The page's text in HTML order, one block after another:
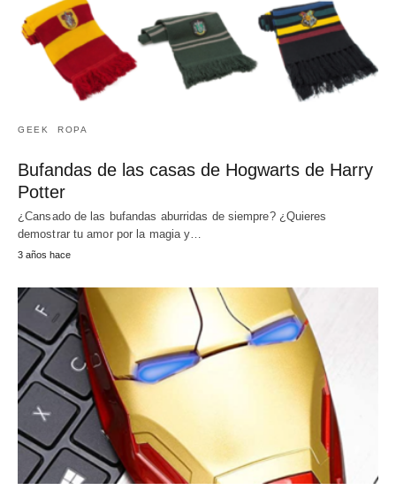
GEEK ROPA
Bufandas de las casas de Hogwarts de Harry
Potter
¿Cansado de las bufandas aburridas de siempre? ¿Quieres
demostrar tu amor por la magia y…
3 años hace